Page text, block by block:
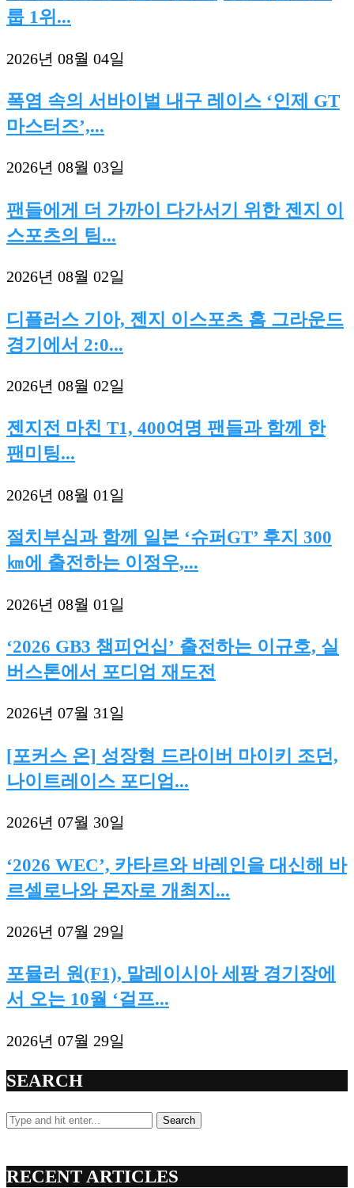
룹 1위...
2026년 08월 04일
폭염 속의 서바이벌 내구 레이스 ‘인제 GT
마스터즈’,...
2026년 08월 03일
팬들에게 더 가까이 다가서기 위한 젠지 이
스포츠의 팀...
2026년 08월 02일
디플러스 기아, 젠지 이스포츠 홈 그라운드
경기에서 2:0...
2026년 08월 02일
젠지전 마친 T1, 400여명 팬들과 함께 한
팬미팅...
2026년 08월 01일
절치부심과 함께 일본 ‘슈퍼GT’ 후지 300
㎞에 출전하는 이정우,...
2026년 08월 01일
‘2026 GB3 챔피언십’ 출전하는 이규호, 실
버스톤에서 포디엄 재도전
2026년 07월 31일
[포커스 온] 성장형 드라이버 마이키 조던,
나이트레이스 포디엄...
2026년 07월 30일
‘2026 WEC’, 카타르와 바레인을 대신해 바
르셀로나와 몬자로 개최지...
2026년 07월 29일
포뮬러 원(F1), 말레이시아 세팡 경기장에
서 오는 10월 ‘걸프...
2026년 07월 29일
SEARCH
Search
RECENT ARTICLES